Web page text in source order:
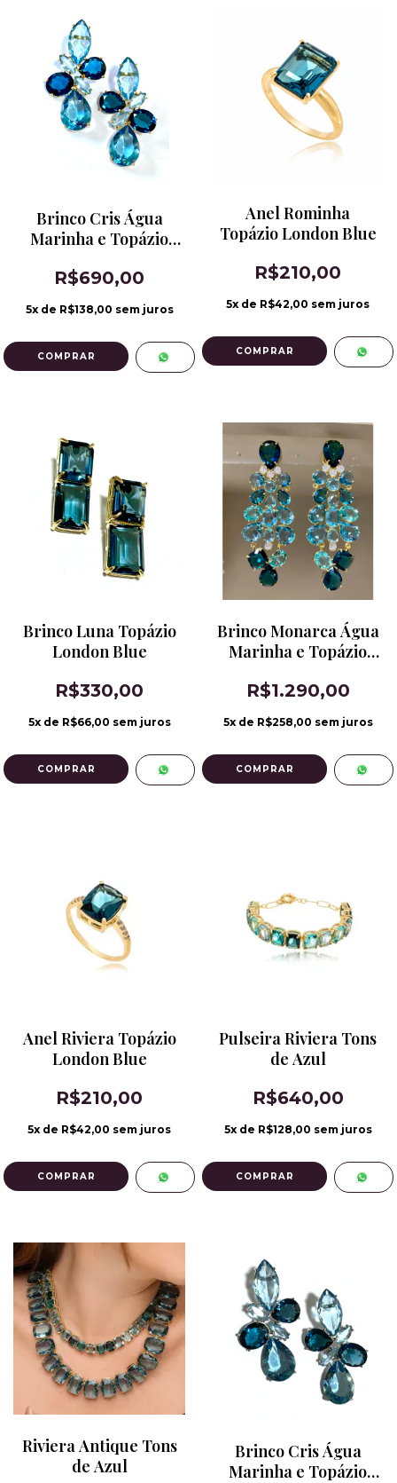
Brinco Cris Água
Marinha e Topázio
R$690,00
5x de R$138,00 sem juros
Anel Rominha
Topázio London Blue
R$210,00
5x de R$42,00 sem juros
COMPRAR
Brinco Luna Topázio
London Blue
R$330,00
5x de R$66,00 sem juros
Brinco Monarca Água
Marinha e Topázio
R$1.290,00
5x de R$258,00 sem juros
Anel Riviera Topázio
London Blue
R$210,00
5x de R$42,00 sem juros
COMPRAR
Pulseira Riviera Tons
de Azul
R$640,00
5x de R$128,00 sem juros
Riviera Antique Tons
de Azul
Brinco Cris Água
Marinha e Topázio